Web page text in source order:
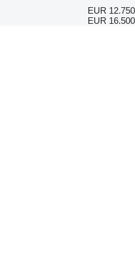
EUR 12.750
EUR 16.500